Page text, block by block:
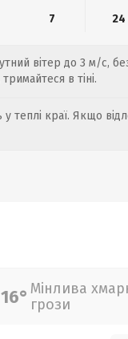
7 24
вітер до 3 м/с,
в тіні.
теплі краї. Якщо
16° Мінлива
грози